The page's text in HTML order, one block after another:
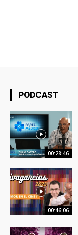
PODCAST
00:28:46
00:46:06